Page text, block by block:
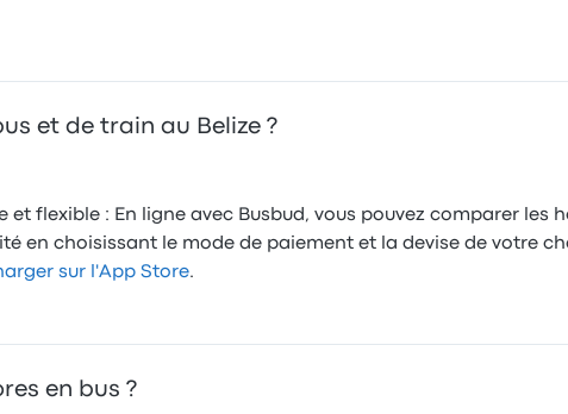
et de train au Belize ?
et flexible : En ligne avec Busbud, vous pouvez comparer les
en choisissant le mode de paiement et la devise de votre
sur l'App Store.
en bus ?